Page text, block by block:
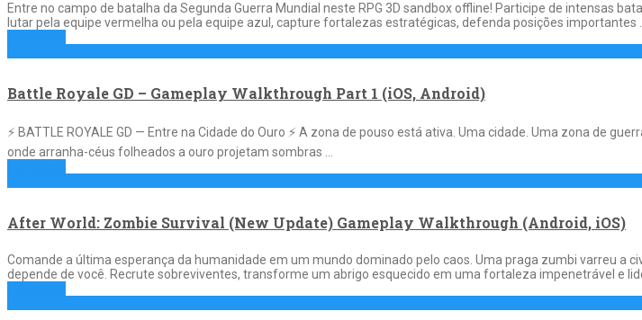
Entre no campo de batalha da Segunda Guerra Mundial neste RPG 3D sandbox offline! Participe de intensas
lutar pela equipe vermelha ou pela equipe azul, capture fortalezas estratégicas, defenda posições importantes
Battle Royale GD – Gameplay Walkthrough Part 1 (iOS, Android)
⚡ BATTLE ROYALE GD — Entre na Cidade do Ouro ⚡ A zona de pouso está ativa. Uma cidade. Uma zona de
onde arranha-céus folheados a ouro projetam sombras …
After World: Zombie Survival (New Update) Gameplay Walkthrough (Android, iOS)
Comande a última esperança da humanidade em um mundo dominado pelo caos. Uma praga zumbi varreu a
depende de você. Recrute sobreviventes, transforme um abrigo esquecido em uma fortaleza impenetrável e